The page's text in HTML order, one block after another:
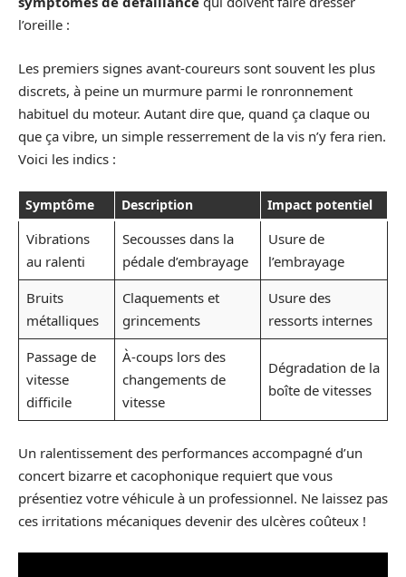
l’oreille :
Les premiers signes avant-coureurs sont souvent les plus
discrets, à peine un murmure parmi le ronronnement
habituel du moteur. Autant dire que, quand ça claque ou
que ça vibre, un simple resserrement de la vis n’y fera rien.
Voici les indics :
Symptôme Description Impact potentiel
Vibrations
au ralenti
Secousses dans la
pédale d’embrayage
Usure de
l’embrayage
Bruits
métalliques
Claquements et
grincements
Usure des
ressorts internes
Passage de
vitesse
difficile
À-coups lors des
changements de
vitesse
Dégradation de la
boîte de vitesses
Un ralentissement des performances accompagné d’un
concert bizarre et cacophonique requiert que vous
présentiez votre véhicule à un professionnel. Ne laissez pas
ces irritations mécaniques devenir des ulcères coûteux !